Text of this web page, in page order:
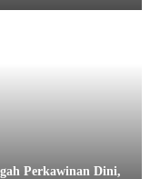
Perkawinan Dini,